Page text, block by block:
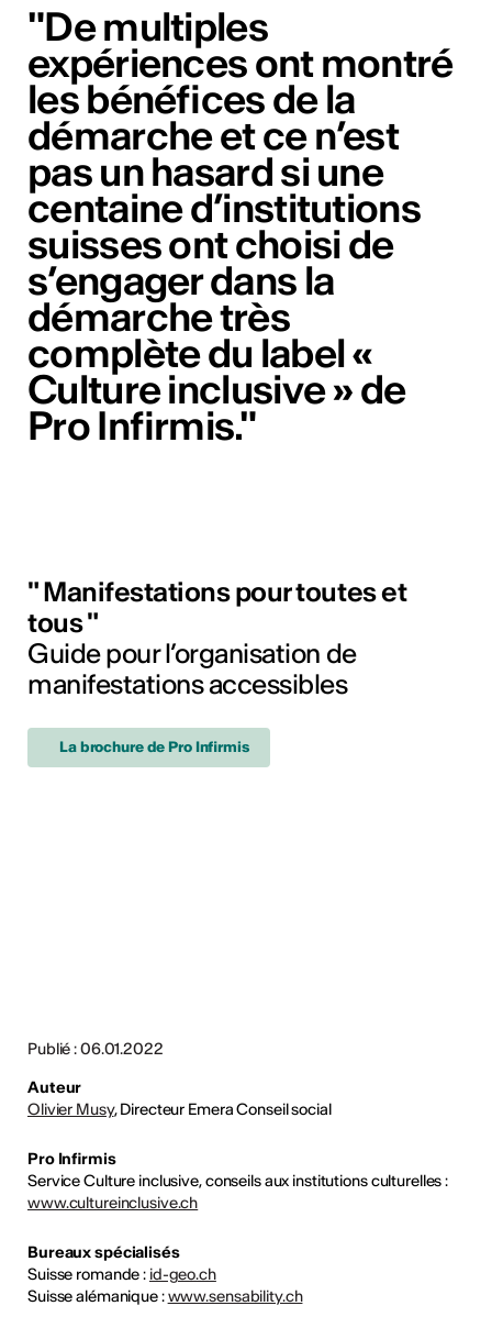
"De multiples
expériences ont montré
les bénéfices de la
démarche et ce n’est
pas un hasard si une
centaine d’institutions
suisses ont choisi de
s’engager dans la
démarche très
complète du label «
Culture inclusive » de
Pro Infirmis."
" Manifestations pour toutes et
tous "
Guide pour l’organisation de
manifestations accessibles
La brochure de Pro Infirmis
Publié : 06.01.2022
Auteur
Olivier Musy, Directeur Emera Conseil social
Pro Infirmis
Service Culture inclusive, conseils aux institutions culturelles :
www.cultureinclusive.ch
Bureaux spécialisés
Suisse romande : id-geo.ch
Suisse alémanique :www.sensability.ch